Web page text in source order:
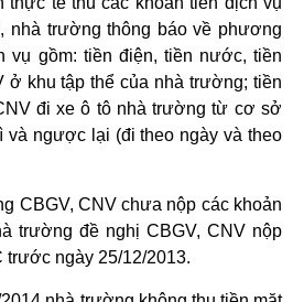
nhà trường thông báo về phương
vụ gồm: tiền điện, tiền nước, tiền
ở khu tập thể của nhà trường; tiền
đi xe ô tô nhà trường từ cơ sở
và ngược lại (đi theo ngày và theo
CBGV, CNV chưa nộp các khoản
trường đề nghị CBGV, CNV nộp
trước ngày 25/12/2013.